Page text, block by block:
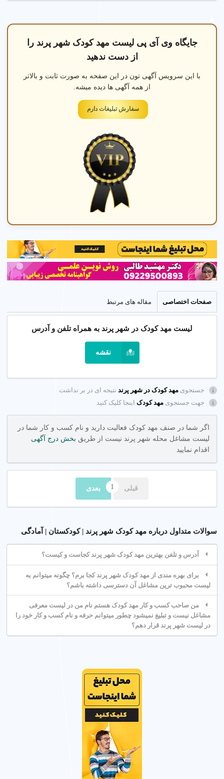
آموزش در مهد کودک
☰راهنمای جامع مهد کودک در شهر پرند تهران
1. چگونه مهد کودک خوب پیدا کنیم؟
بررسی کنید و از پلتفرم شهر اینترنتی برای یافتن مهدهای معتبر با
مهد کودک های دارای مجوز رسمی و مربی های با تجربه در آموزش
کودکان را انتخاب کنید.
نکات کلیدی
کودک است.
: مهد باید مربی های آموزش دیده در
2. شهریه مهد کودک چقدر است؟
شهریه مهد کودک در شهر پرند تهران به امکانات (مثل آموزش دو
زبانه یا دوربین مدار بسته) و ساعت کاری بستگی دارد. برای تخمین
دقیق، مشاوره رایگان بگیرید.
عوامل مؤثر بر شهریه
نوع برنامه (تمام وقت یا پاره وقت)، آموزش‌های ویژه (مثل زبان
انگلیسی)، و امکانات (مثل فضای بازی) بر شهریه تأثیر می گذارد.
: شهریه مهد کودک های مختلف در شهر پرند
تهران را مقایسه کنید.
: از مشاوره برای تخمین هزینه استفاده کنید.
: انتخاب برنامه پاره وقت هزینه‌ها را کاهش
مهد کودک معتبر با مربی های با تجربه و محیط شاد و ایمن، رشد
جایگاه وی آی پی لیست مهد کودک شهر پرند را
از دست ندهید
با این سرویس آگهی تون در این صفحه به صورت ثابت و بالاتر
از همه آگهی ها دیده میشه.
سفارش تبلیغات دارم
صفحات اختصاصی مقاله های مرتبط
لیست مهد کودک در شهر پرند به همراه تلفن و آدرس
نقشه
جستجوی مهد کودک در شهر پرندنتیجه ای در بر نداشت
جهت جستجوی مهد کودکاینجا کلیک کنید
اگر شما در صنف مهد کودک فعالیت دارید و نام کسب و کار شما در
لیست مشاغل محله شهر پرند نیست از طریق بخش درج آگهی
اقدام نمایید
قبلی بعدی
سوالات متداول درباره مهد کودک شهر پرند | کودکستان | آمادگی
آدرس و تلفن بهترین مهد کودک شهر پرند کجاست و کیست؟
برای بهره مندی از مهد کودک شهر پرند کجا برم؟ چگونه میتوانم به
لیست محبوب ترین مشاغل آن دسترسی داشته باشم؟
من صاحب کسب و کار مهد کودک هستم نام من در لیست معرفی
مشاغل نیست و تبلیغ نمیشود چطور میتوانم حرفه و نام کسب و کار خود را
در لیست شهر پرند قرار دهم؟